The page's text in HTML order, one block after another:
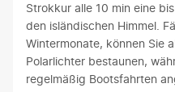
Strokkur alle 10 min eine
den isländischen Himmel.
Wintermonate, können Sie
Polarlichter bestaunen,
regelmäßig Bootsfahrten